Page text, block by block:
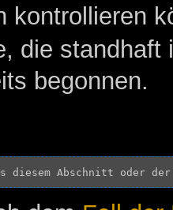
kontrollieren
die standhaft
begonnen.
diesem Abschnitt oder